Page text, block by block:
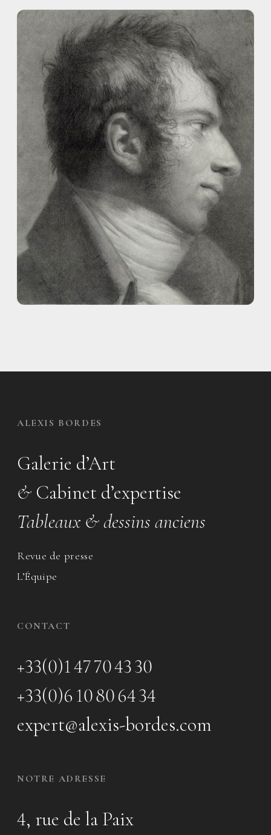
ALEXIS BORDES
Galerie d’Art
& Cabinet d’expertise
Tableaux & dessins anciens
Revue de presse
L’Équipe
CONTACT
+33(0)1 47 70 43 30
+33(0)6 10 80 64 34
expert@alexis-bordes.com
NOTRE ADRESSE
4, rue de la Paix